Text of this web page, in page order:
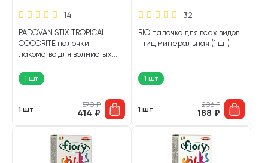
14
PADOVAN STIX TROPICAL
COCORITE палочки
лакомство для волнистых
птиц с тропическими
фруктами 2 х 40 гр (1 шт)
1 шт
1 шт
570₽
414 ₽
32
RIO палочка для всех видов
птиц минеральная (1 шт)
1 шт
1 шт
206₽
188 ₽